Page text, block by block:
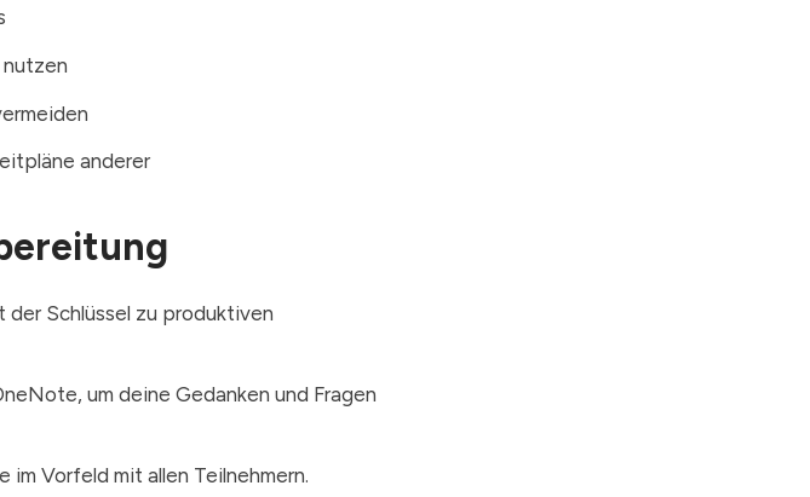
anderer
Schlüssel zu produktiven
um deine Gedanken und Fragen
im Vorfeld mit allen Teilnehmern.